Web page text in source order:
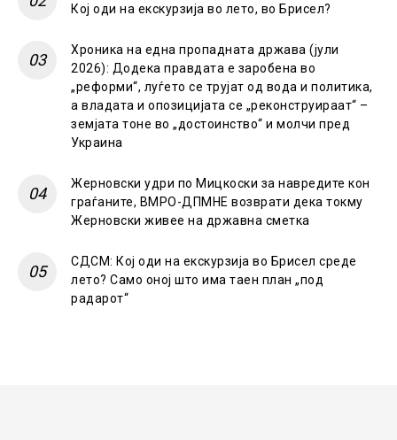
Кој оди на екскурзија во лето, во Брисел?
Хроника на една пропадната држава (јули
2026): Додека правдата е заробена во
„реформи“, луѓето се трујат од вода и политика,
а владата и опозицијата се „реконструираат“ –
земјата тоне во „достоинство“ и молчи пред
Украина
Жерновски удри по Мицкоски за навредите кон
граѓаните, ВМРО-ДПМНЕ возврати дека токму
Жерновски живее на државна сметка
СДСМ: Кој оди на екскурзија во Брисел среде
лето? Само оној што има таен план „под
радарот“